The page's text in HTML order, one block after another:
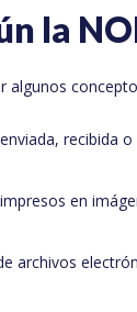
la
algunos
recibida
en
archivos